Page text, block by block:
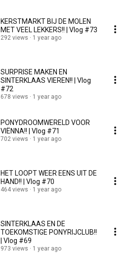
KERSTMARKT BIJ DE MOLEN
MET VEEL LEKKERS!! | Vlog #73
292 views 1 year ago
SURPRISE MAKEN EN
SINTERKLAAS VIEREN!! | Vlog
#72
678 views 1 year ago
PONYDROOMWERELD VOOR
VIËNNA!! | Vlog #71
702 views 1 year ago
HET LOOPT WEER EENS UIT DE
HAND!! | Vlog #70
464 views 1 year ago
SINTERKLAAS EN DE
TOEKOMSTIGE PONYRIJCLUB!!
| Vlog #69
973 views 1 year ago